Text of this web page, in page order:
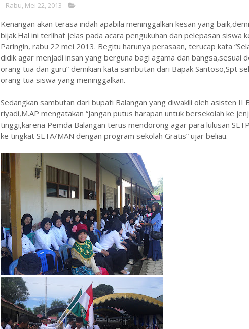
Rabu, Mei 22, 2013
Kenangan akan terasa indah apabila meninggalkan kesan yang
bijak.Hal ini terlihat jelas pada acara pengukuhan dan pelepasan siswa
Paringin, rabu 22 mei 2013. Begitu harunya perasaan, terucap kata
didik agar menjadi insan yang berguna bagi agama dan bangsa,sesuai
orang tua dan guru” demikian kata sambutan dari Bapak Santoso,Spt
orang tua siswa yang meninggalkan.
Sedangkan sambutan dari bupati Balangan yang diwakili oleh asisten II
riyadi,M.AP mengatakan “Jangan putus harapan untuk bersekolah ke
tinggi,karena Pemda Balangan terus mendorong agar para lulusan
ke tingkat SLTA/MAN dengan program sekolah Gratis” ujar beliau.